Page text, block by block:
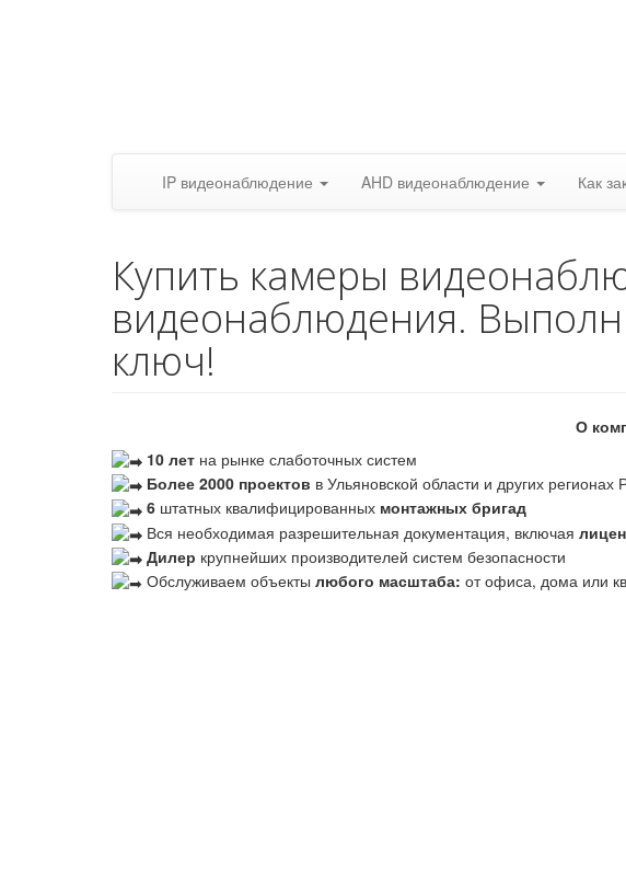
IP видеонаблюдение AHD видеонаблюдение Как
Купить камеры
видеонаблюдения.
ключ!
О
10 лет на рынке слаботочных систем
Более 2000 проектов в Ульяновской области и других регионах
6 штатных квалифицированных монтажных бригад
Вся необходимая разрешительная документация, включая
Дилер крупнейших производителей систем безопасности
Обслуживаем объекты любого масштаба: от офиса, дома или